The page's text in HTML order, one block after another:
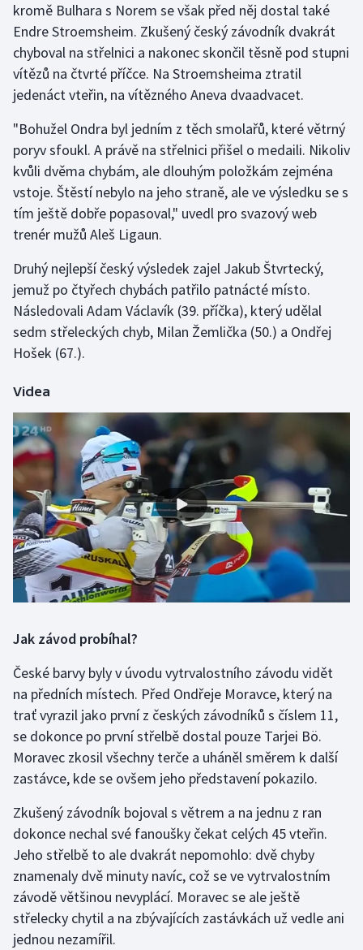
Judo
Krasobruslení
Lezení
Lyže a snowboard
Moderní pětiboj
Motorsport
Parasport
Plavání
Plážový volejbal
Rychlobruslení
Rychlostní kanoistika
Short track
Sportovní střelba
Stolní tenis
Triatlon
Veslování
Vodní slalom
Volejbal
kromě Bulhara s Norem se však před něj dostal také
Endre Stroemsheim. Zkušený český závodník dvakrát
chyboval na střelnici a nakonec skončil těsně pod stupni
vítězů na čtvrté příčce. Na Stroemsheima ztratil
jedenáct vteřin, na vítězného Aneva dvaadvacet.
"Bohužel Ondra byl jedním z těch smolařů, které větrný
poryv sfoukl. A právě na střelnici přišel o medaili. Nikoliv
kvůli dvěma chybám, ale dlouhým položkám zejména
vstoje. Štěstí nebylo na jeho straně, ale ve výsledku se s
tím ještě dobře popasoval," uvedl pro svazový web
trenér mužů Aleš Ligaun.
Druhý nejlepší český výsledek zajel Jakub Štvrtecký,
jemuž po čtyřech chybách patřilo patnácté místo.
Následovali Adam Václavík (39. příčka), který udělal
sedm střeleckých chyb, Milan Žemlička (50.) a Ondřej
Hošek (67.).
Videa
Jak závod probíhal?
České barvy byly v úvodu vytrvalostního závodu vidět
na předních místech. Před Ondřeje Moravce, který na
trať vyrazil jako první z českých závodníků s číslem 11,
se dokonce po první střelbě dostal pouze Tarjei Bö.
Moravec zkosil všechny terče a uháněl směrem k další
zastávce, kde se ovšem jeho představení pokazilo.
Zkušený závodník bojoval s větrem a na jednu z ran
dokonce nechal své fanoušky čekat celých 45 vteřin.
Jeho střelbě to ale dvakrát nepomohlo: dvě chyby
znamenaly dvě minuty navíc, což se ve vytrvalostním
závodě většinou nevyplácí. Moravec se ale ještě
střelecky chytil a na zbývajících zastávkách už vedle ani
jednou nezamířil.